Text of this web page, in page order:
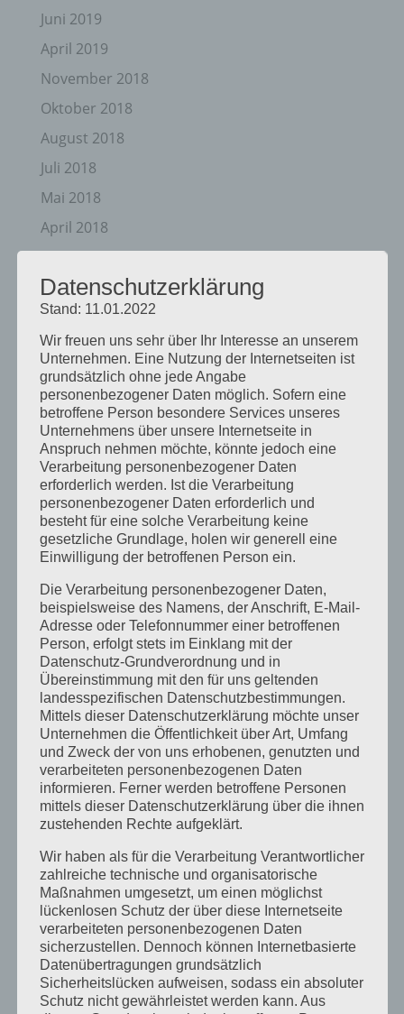
Juni 2019
April 2019
November 2018
Oktober 2018
August 2018
Juli 2018
Mai 2018
April 2018
August 2017
Juli 2017
Juni 2017
August 2016
Juli 2016
November 2015
September 2015
August 2015
Juli 2015
Mai 2015
April 2015
August 2014
Juli 2014
Juni 2014
Januar 2014
August 2013
Juli 2013
Juni 2013
Mai 2013
April 2013
März 2013
August 2012
Juli 2012
Juni 2012
April 2012
Februar 2012
Datenschutzerklärung
Stand: 11.01.2022
Wir freuen uns sehr über Ihr Interesse an unserem
Unternehmen. Eine Nutzung der Internetseiten ist
grundsätzlich ohne jede Angabe
personenbezogener Daten möglich. Sofern eine
betroffene Person besondere Services unseres
Unternehmens über unsere Internetseite in
Anspruch nehmen möchte, könnte jedoch eine
Verarbeitung personenbezogener Daten
erforderlich werden. Ist die Verarbeitung
personenbezogener Daten erforderlich und
besteht für eine solche Verarbeitung keine
gesetzliche Grundlage, holen wir generell eine
Einwilligung der betroffenen Person ein.
Die Verarbeitung personenbezogener Daten,
beispielsweise des Namens, der Anschrift, E-Mail-
Adresse oder Telefonnummer einer betroffenen
Person, erfolgt stets im Einklang mit der
Datenschutz-Grundverordnung und in
Übereinstimmung mit den für uns geltenden
landesspezifischen Datenschutzbestimmungen.
Mittels dieser Datenschutzerklärung möchte unser
Unternehmen die Öffentlichkeit über Art, Umfang
und Zweck der von uns erhobenen, genutzten und
verarbeiteten personenbezogenen Daten
informieren. Ferner werden betroffene Personen
mittels dieser Datenschutzerklärung über die ihnen
zustehenden Rechte aufgeklärt.
Wir haben als für die Verarbeitung Verantwortlicher
zahlreiche technische und organisatorische
Maßnahmen umgesetzt, um einen möglichst
lückenlosen Schutz der über diese Internetseite
verarbeiteten personenbezogenen Daten
sicherzustellen. Dennoch können Internetbasierte
Datenübertragungen grundsätzlich
Sicherheitslücken aufweisen, sodass ein absoluter
Schutz nicht gewährleistet werden kann. Aus